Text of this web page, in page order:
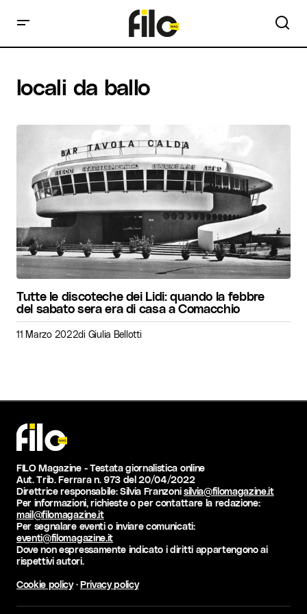
locali da ballo
Tutte le discoteche dei Lidi: quando la febbre
del sabato sera era di casa a Comacchio
11 Marzo 2022di Giulia Bellotti
FILO Magazine - Testata giornalistica online
Aut. Trib. Ferrara n. 973 del 20/04/2022
Direttrice responsabile: Silvia Franzonisilvia@filomagazine.it
Per informazioni, richieste o per contattare la redazione:
mail@filomagazine.it
Per segnalare eventi o inviare comunicati:
eventi@filomagazine.it
Dove non espressamente indicato i diritti appartengono ai
rispettivi autori.
Cookie policy·Privacy policy